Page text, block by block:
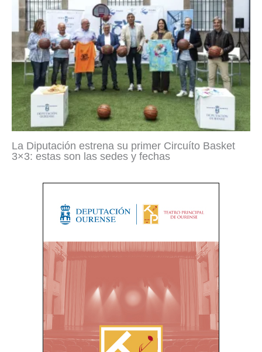
La Diputación estrena su primer Circuíto Basket
3×3: estas son las sedes y fechas